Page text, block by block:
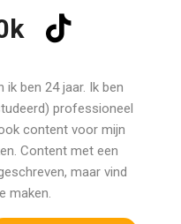
ik ben 24 jaar. Ik ben
professioneel
content voor mijn
Content met een
maar vind
maken.